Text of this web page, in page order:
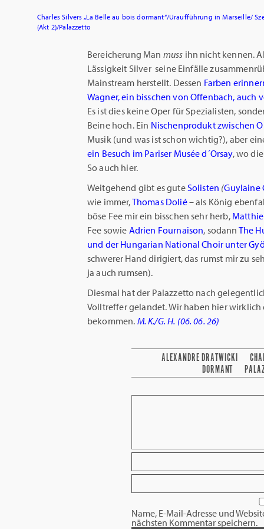
Charles Silvers „La Belle au bois dormant“/Uraufführung in Marseille/
(Akt 2)/Palazzetto
Bereicherung Man muss ihn nicht kennen.
Lässigkeit Silver seine Einfälle
Mainstream herstellt. Dessen Farben
Wagner, ein bisschen von Offenbach, auch
Es ist dies keine Oper für Spezialisten,
Beine hoch. Ein Nischenprodukt zwischen
Musik (und was ist schon wichtig?), aber
ein Besuch im Pariser Musée d´Orsay, wo
So auch hier.
Weitgehend gibt es guteSolisten (Guylaine
wie immer,Thomas Dolié– als König
böse Fee mir ein bisschen sehr herb,
Fee sowie Adrien Fournaison, sodann The
und der Hungarian National Choir unter
schwerer Hand dirigiert, das rumst mir zu
ja auch rumsen).
Diesmal hat der Palazzetto nach
Volltreffer gelandet. Wir haben hier
bekommen. M. K./G. H. (06. 06. 26)
ALEXANDRE DRATWICKI
DORMANT
Name, E-Mail-Adresse und
nächsten Kommentar speichern.